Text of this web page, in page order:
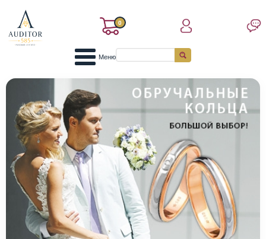
0
Меню